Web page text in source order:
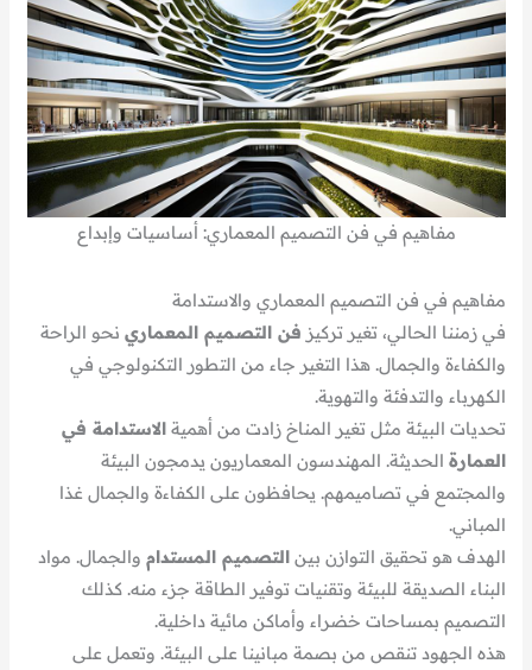
مفاهيم في فن التصميم المعماري: أساسيات وإبداع
مفاهيم في فن التصميم المعماري والاستدامة
في زمننا الحالي، تغير تركيز فن التصميم المعماري نحو الراحة
والكفاءة والجمال. هذا التغير جاء من التطور التكنولوجي في
الكهرباء والتدفئة والتهوية.
تحديات البيئة مثل تغير المناخ زادت من أهميةالاستدامة في
العمارة الحديثة. المهندسون المعماريون يدمجون البيئة
والمجتمع في تصاميمهم. يحافظون على الكفاءة والجمال غذا
المباني.
الهدف هو تحقيق التوازن بينالتصميم المستدام والجمال. مواد
البناء الصديقة للبيئة وتقنيات توفير الطاقة جزء منه. كذلك
التصميم بمساحات خضراء وأماكن مائية داخلية.
هذه الجهود تنقص من بصمة مبانينا على البيئة. وتعمل على